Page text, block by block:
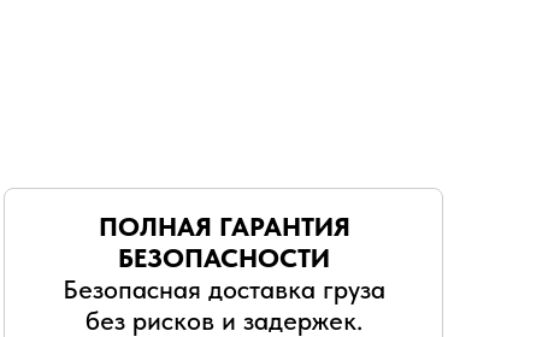
ПОЛНАЯ ГАРАНТИЯ
БЕЗОПАСНОСТИ
Безопасная доставка груза
без рисков и задержек.